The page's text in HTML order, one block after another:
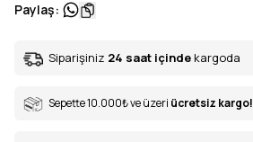
Paylaş:
Siparişiniz 24 saat içinde kargoda
Sepette 10.000₺ve üzeri ücretsiz kargo!